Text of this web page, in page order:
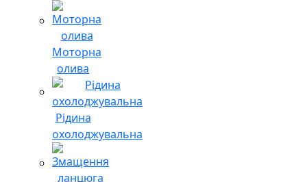
Моторна
олива
Рідина
охолоджувальна